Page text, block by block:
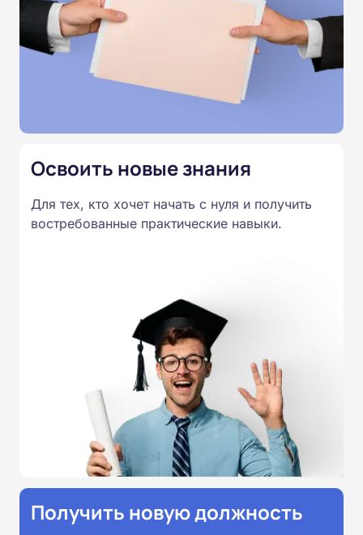
завершении курса выдаётся удостоверение о
повышении квалификации.
Освоить новые знания
Для тех, кто хочет начать с нуля и получить
востребованные практические навыки.
Получить новую должность